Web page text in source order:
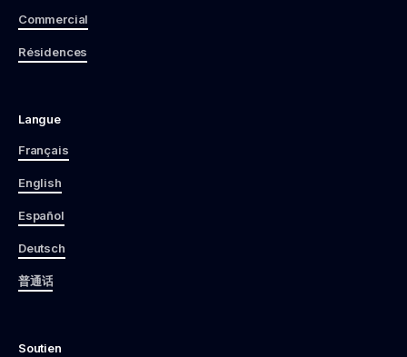
Commercial
Résidences
Langue
Français
English
Español
Deutsch
普通话
Soutien